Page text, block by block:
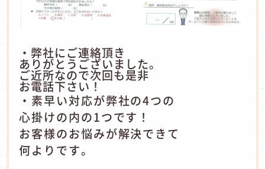
・弊社にご連絡頂き
ありがとうございました。
ご近所なので次回も是非
お電話下さい！
・素早い対応が弊社の4つの
心掛けの内の1つです！
お客様のお悩みが解決できて
何よりです。